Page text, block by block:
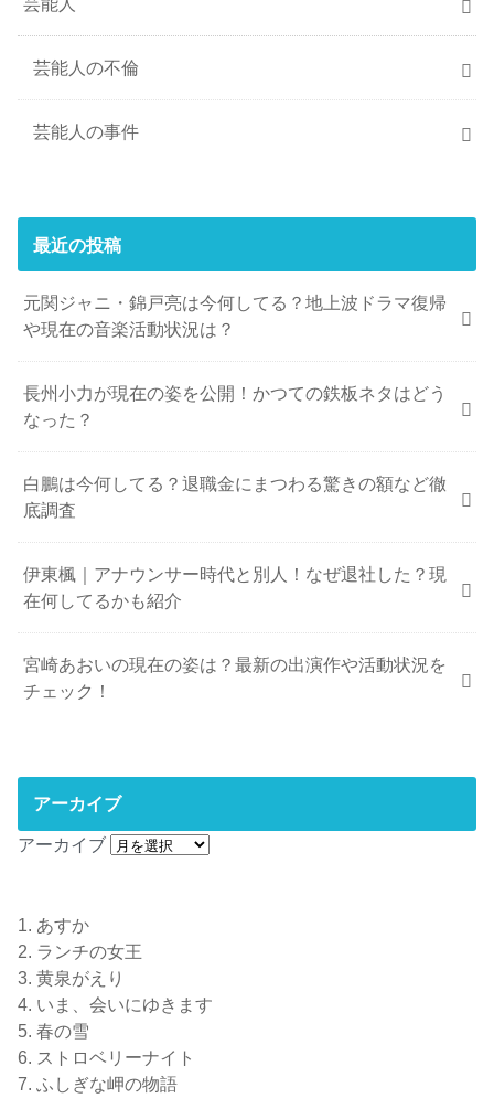
芸能人の不倫
芸能人の事件
最近の投稿
元関ジャニ・錦戸亮は今何してる？地上波ドラマ復帰
や現在の音楽活動状況は？
長州小力が現在の姿を公開！かつての鉄板ネタはどう
なった？
白鵬は今何してる？退職金にまつわる驚きの額など徹
底調査
伊東楓｜アナウンサー時代と別人！なぜ退社した？現
在何してるかも紹介
宮崎あおいの現在の姿は？最新の出演作や活動状況を
チェック！
アーカイブ
アーカイブ
1. あすか
2. ランチの女王
3. 黄泉がえり
4. いま、会いにゆきます
5. 春の雪
6. ストロベリーナイト
7. ふしぎな岬の物語